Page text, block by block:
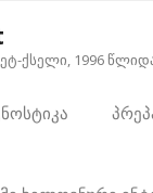
ქსელი, 1996